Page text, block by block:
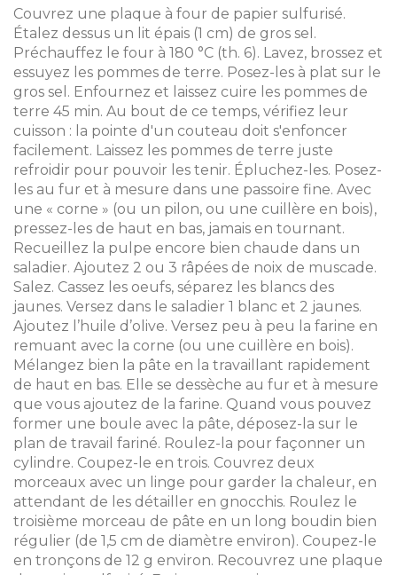
Couvrez une plaque à four de papier sulfurisé.
Étalez dessus un lit épais (1 cm) de gros sel.
Préchauffez le four à 180 °C (th. 6). Lavez, brossez et
essuyez les pommes de terre. Posez-les à plat sur le
gros sel. Enfournez et laissez cuire les pommes de
terre 45 min. Au bout de ce temps, vérifiez leur
cuisson : la pointe d'un couteau doit s'enfoncer
facilement. Laissez les pommes de terre juste
refroidir pour pouvoir les tenir. Épluchez-les. Posez-
les au fur et à mesure dans une passoire fine. Avec
une « corne » (ou un pilon, ou une cuillère en bois),
pressez-les de haut en bas, jamais en tournant.
Recueillez la pulpe encore bien chaude dans un
saladier. Ajoutez 2 ou 3 râpées de noix de muscade.
Salez. Cassez les oeufs, séparez les blancs des
jaunes. Versez dans le saladier 1 blanc et 2 jaunes.
Ajoutez l’huile d’olive. Versez peu à peu la farine en
remuant avec la corne (ou une cuillère en bois).
Mélangez bien la pâte en la travaillant rapidement
de haut en bas. Elle se dessèche au fur et à mesure
que vous ajoutez de la farine. Quand vous pouvez
former une boule avec la pâte, déposez-la sur le
plan de travail fariné. Roulez-la pour façonner un
cylindre. Coupez-le en trois. Couvrez deux
morceaux avec un linge pour garder la chaleur, en
attendant de les détailler en gnocchis. Roulez le
troisième morceau de pâte en un long boudin bien
régulier (de 1,5 cm de diamètre environ). Coupez-le
en tronçons de 12 g environ. Recouvrez une plaque